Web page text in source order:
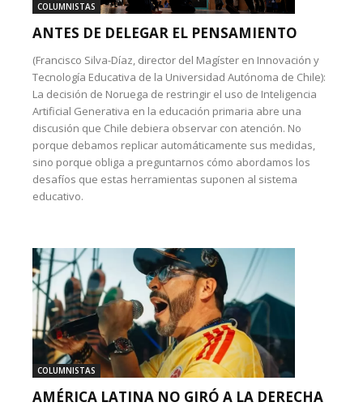
COLUMNISTAS
ANTES DE DELEGAR EL PENSAMIENTO
(Francisco Silva-Díaz, director del Magíster en Innovación y
Tecnología Educativa de la Universidad Autónoma de Chile):
La decisión de Noruega de restringir el uso de Inteligencia
Artificial Generativa en la educación primaria abre una
discusión que Chile debiera observar con atención. No
porque debamos replicar automáticamente sus medidas,
sino porque obliga a preguntarnos cómo abordamos los
desafíos que estas herramientas suponen al sistema
educativo.
COLUMNISTAS
AMÉRICA LATINA NO GIRÓ A LA DERECHA